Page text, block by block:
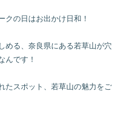
クの日はお出かけ日和！
める、奈良県にある若草山が穴
んです！
たスポット、若草山の魅力をご